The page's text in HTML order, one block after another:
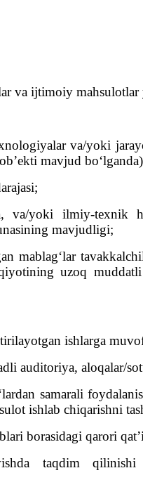
va ijtimoiy
va/yoki
mavjud
yoki ilmiy-texnik
mavjudligi;
uzoq
ishlarga
auditoriya, aloqalar/
samarali
ishlab chiqarishni
borasidagi qarori
taqdim